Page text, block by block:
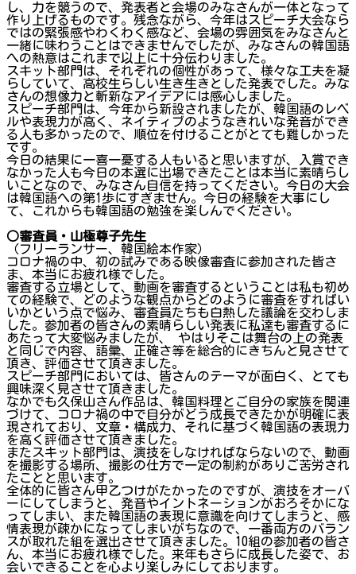
し、力を競うので、発表者と会場のみなさんが一体となって
作り上げるものです。残念ながら、今年はスピーチ大会なら
ではの緊張感やわくわく感など、会場の雰囲気をみなさんと
一緒に味わうことはできませんでしたが、みなさんの韓国語
への熱意はこれまで以上に十分伝わりました。
スキット部門は、それぞれの個性があって、様々な工夫を凝
らしていて、高校生らしい生き生きとした発表でした。みな
さんの想像力と斬新なアイデアには感心しました。
スピーチ部門は、今年から新設されましたが、韓国語のレベ
ルや表現力が高く、ネイティブのようなきれいな発音ができ
る人も多かったので、順位を付けることがとても難しかった
です。
今日の結果に一喜一憂する人もいると思いますが、入賞でき
なかった人も今日の本選に出場できたことは本当に素晴らし
いことなので、みなさん自信を持ってください。今日の大会
は韓国語への第1歩にすぎません。今日の経験を大事にし
て、これからも韓国語の勉強を楽しんでください。
○審査員・山極尊子先生
（フリーランサー、韓国絵本作家）
コロナ禍の中、初の試みである映像審査に参加された皆さ
ま、本当にお疲れ様でした。
審査する立場として、動画を審査するということは私も初め
ての経験で、どのような観点からどのように審査をすればい
いかという点で悩み、審査員たちも白熱した議論を交わしま
した。参加者の皆さんの素晴らしい発表に私達も審査するに
あたって大変悩みましたが、 やはりそこは舞台の上の発表
と同じで内容、語彙、正確さ等を総合的にきちんと見させて
頂き、評価させて頂きました。
スピーチ部門においては、皆さんのテーマが面白く、とても
興味深く見させて頂きました。
なかでも久保山さん作品は、韓国料理とご自分の家族を関連
づけて、コロナ禍の中で自分がどう成長できたかが明確に表
現されており、文章・構成力、それに基づく韓国語の表現力
を高く評価させて頂きました。
またスキット部門は、演技をしなければならないので、動画
を撮影する場所、撮影の仕方で一定の制約がありご苦労され
たことと思います。
全体的に皆さん甲乙つけがたかったのですが、演技をオーバ
ーにしてしまうと、発音やイントネーションがおろそかにな
ってしまい、また韓国語の表現に意識を向けてしまうと、感
情表現が疎かになってしまいがちなので、一番両方のバラン
スが取れた組を選出させて頂きました。10組の参加者の皆さ
ん、本当にお疲れ様でした。来年もさらに成長した姿で、お
会いできることを心より楽しみにしております。